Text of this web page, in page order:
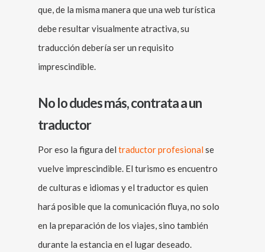
que, de la misma manera que una web turística
debe resultar visualmente atractiva, su
traducción debería ser un requisito
imprescindible.
No lo dudes más, contrata a un
traductor
Por eso la figura del traductor profesionalse
vuelve imprescindible. El turismo es encuentro
de culturas e idiomas y el traductor es quien
hará posible que la comunicación fluya, no solo
en la preparación de los viajes, sino también
durante la estancia en el lugar deseado.